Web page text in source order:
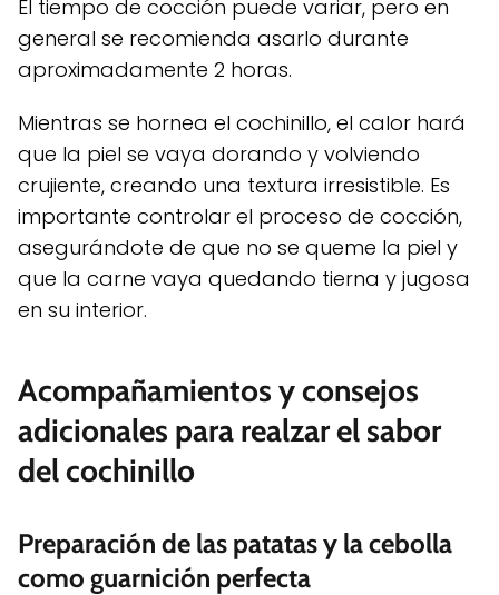
El tiempo de cocción puede variar, pero en
general se recomienda asarlo durante
aproximadamente 2 horas.
Mientras se hornea el cochinillo, el calor hará
que la piel se vaya dorando y volviendo
crujiente, creando una textura irresistible. Es
importante controlar el proceso de cocción,
asegurándote de que no se queme la piel y
que la carne vaya quedando tierna y jugosa
en su interior.
Acompañamientos y consejos
adicionales para realzar el sabor
del cochinillo
Preparación de las patatas y la cebolla
como guarnición perfecta